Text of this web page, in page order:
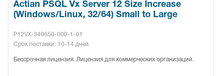
Actian PSQL Vx Server 12 Size Increase
(Windows/Linux, 32/64) Small to Large
P12VX-340650-000-1-01
Срок поставки: 10-14 дней
Бессрочная лицензия. Лицензия для коммерческих организаций.